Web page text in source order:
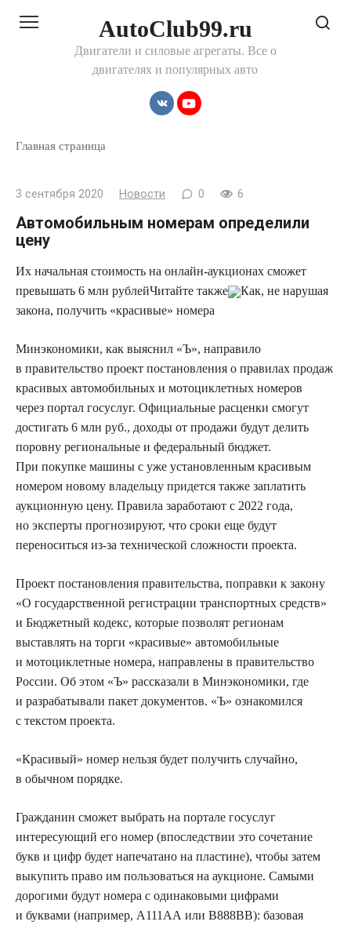
AutoClub99.ru
Двигатели и силовые агрегаты. Все о
двигателях и популярных авто
Главная страница
3 сентября 2020 Новости 0 6
Автомобильным номерам определили
цену
Их начальная стоимость на онлайн-аукционах сможет
превышать 6 млн рублейЧитайте также
Как, не нарушая
закона, получить «красивые» номера
Минэкономики, как выяснил «Ъ», направило
в правительство проект постановления о правилах продаж
красивых автомобильных и мотоциклетных номеров
через портал госуслуг. Официальные расценки смогут
достигать 6 млн руб., доходы от продажи будут делить
поровну региональные и федеральный бюджет.
При покупке машины с уже установленным красивым
номером новому владельцу придется также заплатить
аукционную цену. Правила заработают с 2022 года,
но эксперты прогнозируют, что сроки еще будут
переноситься из-за технической сложности проекта.
Проект постановления правительства, поправки к закону
«О государственной регистрации транспортных средств»
и Бюджетный кодекс, которые позволят регионам
выставлять на торги «красивые» автомобильные
и мотоциклетные номера, направлены в правительство
России. Об этом «Ъ» рассказали в Минэкономики, где
и разрабатывали пакет документов. «Ъ» ознакомился
с текстом проекта.
«Красивый» номер нельзя будет получить случайно,
в обычном порядке.
Гражданин сможет выбрать на портале госуслуг
интересующий его номер (впоследствии это сочетание
букв и цифр будет напечатано на пластине), чтобы затем
выкупить право им пользоваться на аукционе. Самыми
дорогими будут номера с одинаковыми цифрами
и буквами (например, А111АА или В888ВВ): базовая